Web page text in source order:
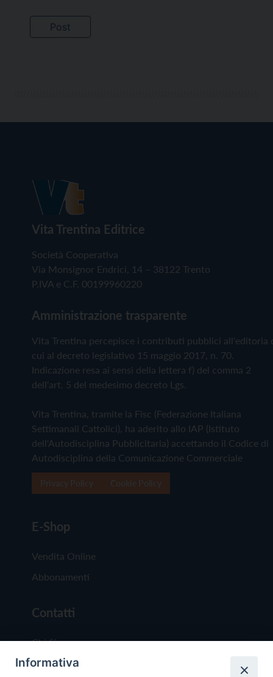
Vita Trentina Editrice
Società Cooperativa
Via Monsignor Endrici, 14 – 38122 Trento
P.IVA e C.F. 00199960220
Amministrazione trasparente
Vita Trentina percepisce i contributi pubblici all'editoria
cui al decreto legislativo 15 maggio 2017, n. 70.
Indicazione resa ai sensi della lettera f) del comma 2
dell'art. 5 del medesimo decreto Lgs.
Vita Trentina, tramite la Fisc (Federazione Italiana
Settimanali Cattolici), ha aderito allo IAP (Istituto
dell'Autodisciplina Pubblicitaria) accettando il Codice di
Autodisciplina della Comunicazione Commerciale
E-Shop
Vendita Online
Abbonamenti
Contatti
Chi Siamo
Redazione
Informativa